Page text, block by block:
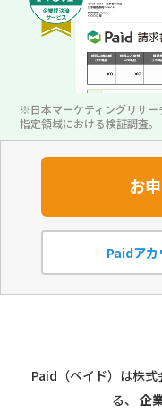
※日本マーケティングリサー
指定領域における検証調査。
お
Paidアカ
Paid（ペイド）は株
る、 企